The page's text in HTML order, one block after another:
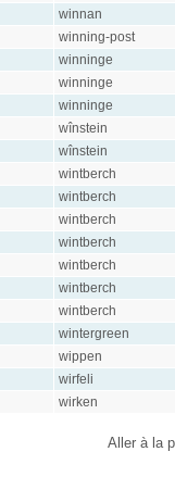
winnan
winning-post
winninge
winninge
winninge
wînstein
wînstein
wintberch
wintberch
wintberch
wintberch
wintberch
wintberch
wintberch
wintergreen
wippen
wirfeli
wirken
Aller à la